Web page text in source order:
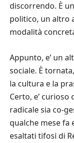
discorrendo. È
politico, un altro
modalità
Appunto, e’ un
sociale. È
la cultura e la
Certo, e’
radicale sia co-
qualche mese fa
esaltati tifosi di